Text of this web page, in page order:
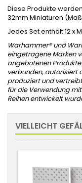
Diese Produkte
32mm Miniaturen
Jedes Set enthält 12 x
Warhammer® und
eingetragene Marken
angebotenen
verbunden, autorisiert
produziert und
für die Verwendung
Reihen entwickelt
VIELLEICHT